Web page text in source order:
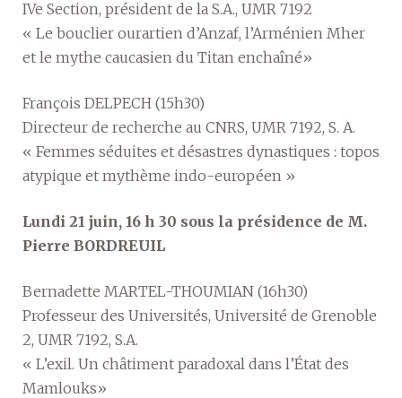
IVe Section, président de la S.A., UMR 7192
« Le bouclier ourartien d’Anzaf, l’Arménien Mher
et le mythe caucasien du Titan enchaîné»
François DELPECH (15h30)
Directeur de recherche au CNRS, UMR 7192, S. A.
« Femmes séduites et désastres dynastiques : topos
atypique et mythème indo-européen »
Lundi 21 juin, 16 h 30 sous la présidence de M.
Pierre BORDREUIL
Bernadette MARTEL-THOUMIAN (16h30)
Professeur des Universités, Université de Grenoble
2, UMR 7192, S.A.
« L’exil. Un châtiment paradoxal dans l’État des
Mamlouks»